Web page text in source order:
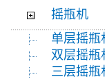
摇瓶机
单层摇瓶
双层摇瓶
三层摇瓶